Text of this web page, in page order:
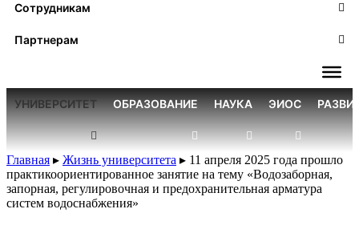
Сотрудникам
Партнерам
УНИВЕРСИТЕТ ОБРАЗОВАНИЕ НАУКА ЭИОС
Главная ▸ Жизнь университета ▸ 11 апреля 2025 года прошло
практикоориентированное занятие на тему «Водозаборная,
запорная, регулировочная и предохранительная арматура
систем водоснабжения»